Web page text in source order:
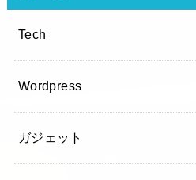
Tech
Wordpress
ガジェット